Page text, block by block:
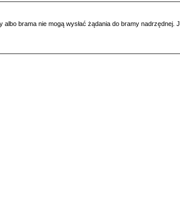
brama nie mogą wysłać żądania do bramy